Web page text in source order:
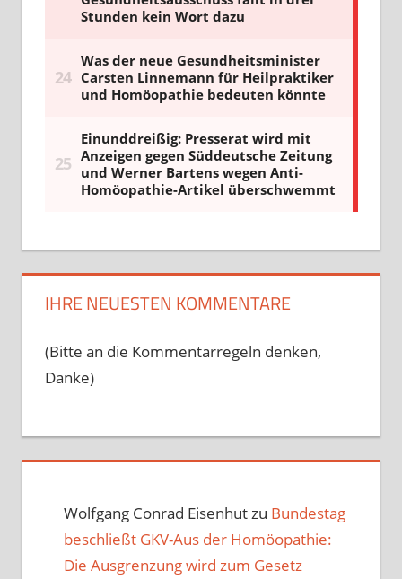
IHRE NEUESTEN KOMMENTARE
(Bitte an die Kommentarregeln denken,
Danke)
Wolfgang Conrad Eisenhutzu Bundestag
beschließt GKV-Aus der Homöopathie:
Die Ausgrenzung wird zum Gesetz